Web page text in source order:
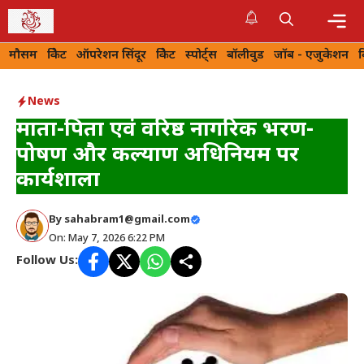
Skip
to
content
मौसम क्रिकेट ऑपरेशन सिंदूर क्रिकेट स्पोर्ट्स बॉलीवुड जॉब - एजुकेशन
News
माता-पिता एवं वरिष्ठ नागरिक भरण-
पोषण और कल्याण अधिनियम पर
कार्यशाला
By sahabram1@gmail.com
On: May 7, 2026 6:22 PM
Follow Us: